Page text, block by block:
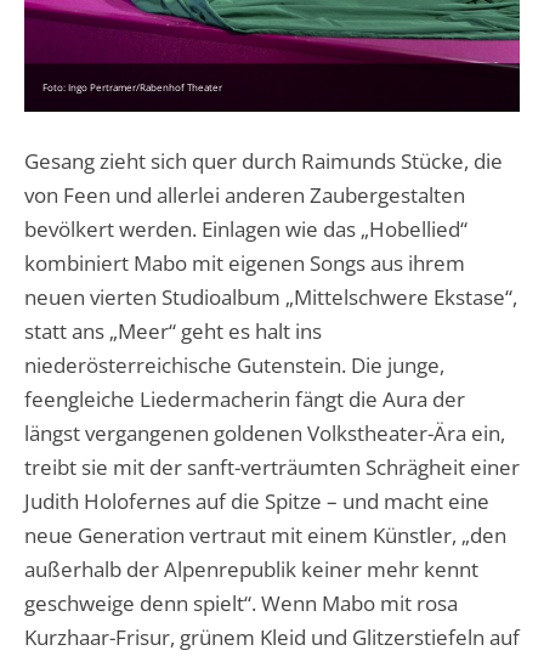
Foto: Ingo Pertramer/Rabenhof Theater
Gesang zieht sich quer durch Raimunds Stücke, die
von Feen und allerlei anderen Zaubergestalten
bevölkert werden. Einlagen wie das „Hobellied“
kombiniert Mabo mit eigenen Songs aus ihrem
neuen vierten Studioalbum „Mittelschwere Ekstase“,
statt ans „Meer“ geht es halt ins
niederösterreichische Gutenstein. Die junge,
feengleiche Liedermacherin fängt die Aura der
längst vergangenen goldenen Volkstheater-Ära ein,
treibt sie mit der sanft-verträumten Schrägheit einer
Judith Holofernes auf die Spitze – und macht eine
neue Generation vertraut mit einem Künstler, „den
außerhalb der Alpenrepublik keiner mehr kennt
geschweige denn spielt“. Wenn Mabo mit rosa
Kurzhaar-Frisur, grünem Kleid und Glitzerstiefeln auf